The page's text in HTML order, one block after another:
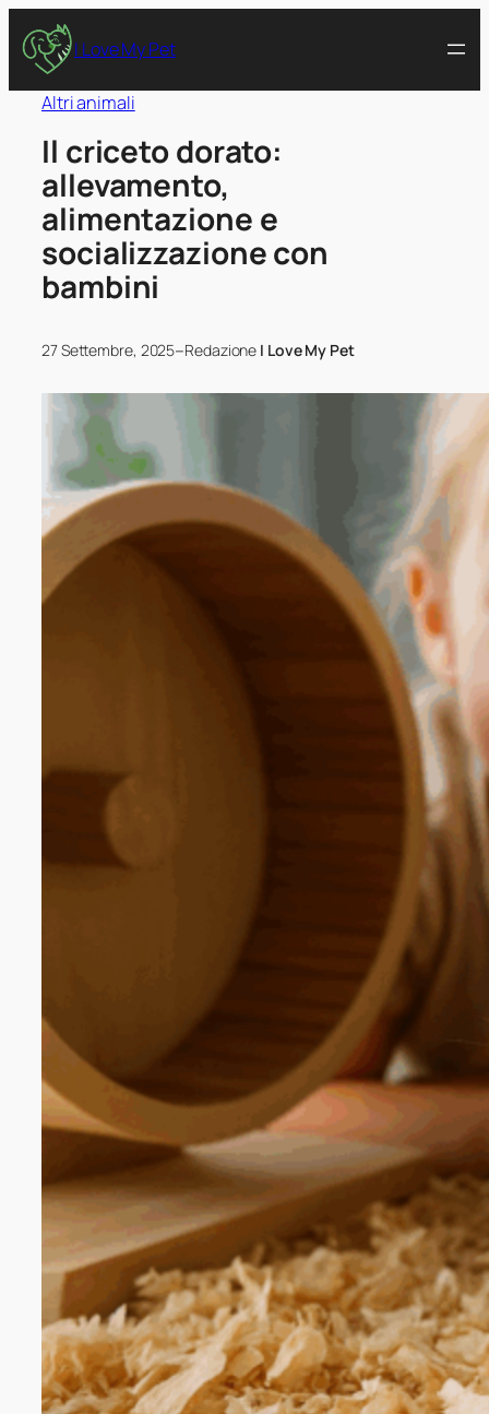
I Love My Pet
Altri animali
Il criceto dorato:
allevamento,
alimentazione e
socializzazione con
bambini
27 Settembre, 2025–Redazione I Love My Pet